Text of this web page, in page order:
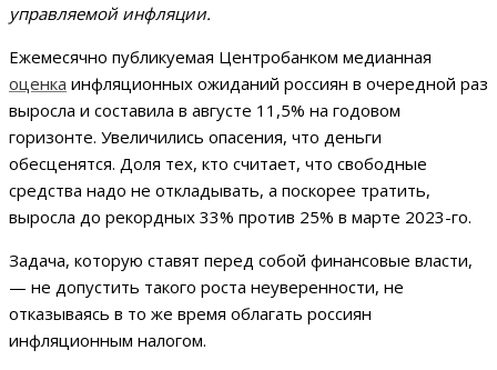
управляемой инфляции.
Ежемесячно публикуемая Центробанком медианная
оценка инфляционных ожиданий россиян в очередной раз
выросла и составила в августе 11,5% на годовом
горизонте. Увеличились опасения, что деньги
обесценятся. Доля тех, кто считает, что свободные
средства надо не откладывать, а поскорее тратить,
выросла до рекордных 33% против 25% в марте 2023-го.
Задача, которую ставят перед собой финансовые власти,
— не допустить такого роста неуверенности, не
отказываясь в то же время облагать россиян
инфляционным налогом.